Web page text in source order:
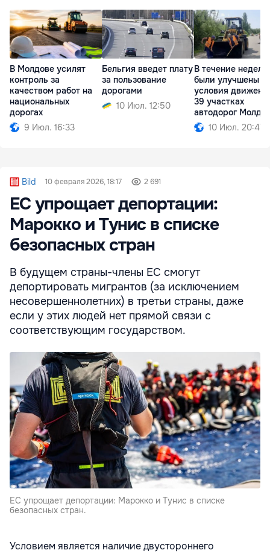
В Молдове усилят
контроль за
качеством работ на
национальных
дорогах
9 Июл. 16:33
Бельгия введет плату
за пользование
дорогами
10 Июл. 12:50
В течение недели
были улучшены
условия
39 участках
автодорог
10 Июл. 20:47
Bild 10 февраля 2026, 18:17 2 691
ЕС упрощает депортации:
Марокко и Тунис в списке
безопасных стран
В будущем страны-члены ЕС смогут
депортировать мигрантов (за исключением
несовершеннолетних) в третьи страны, даже
если у этих людей нет прямой связи с
соответствующим государством.
ЕС упрощает депортации: Марокко и Тунис в списке
безопасных стран.
Условием является наличие двустороннего